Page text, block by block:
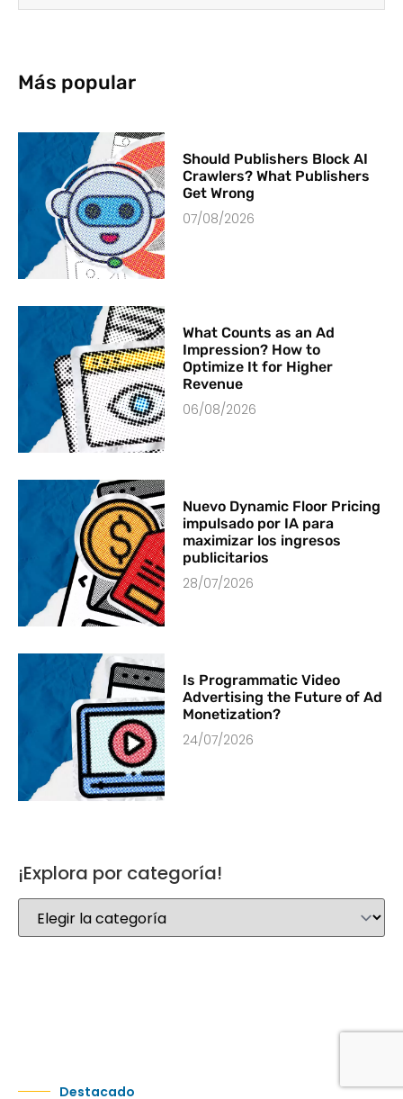
Más popular
Should Publishers Block AI
Crawlers? What Publishers
Get Wrong
07/08/2026
What Counts as an Ad
Impression? How to
Optimize It for Higher
Revenue
06/08/2026
Nuevo Dynamic Floor Pricing
impulsado por IA para
maximizar los ingresos
publicitarios
28/07/2026
Is Programmatic Video
Advertising the Future of Ad
Monetization?
24/07/2026
¡Explora por categoría!
Destacado